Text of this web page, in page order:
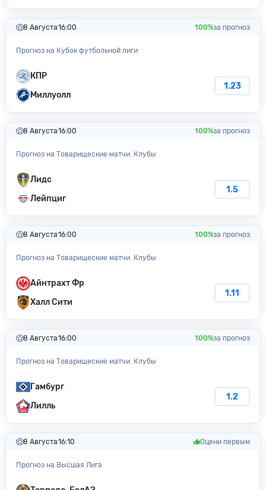
8 Августа16:00 100%за прогноз
Прогноз на Кубок футбольной лиги
КПР
Миллуолл
1.23
8 Августа16:00 100%за прогноз
Прогноз на Товарищеские матчи. Клубы
Лидс
Лейпциг
1.5
8 Августа16:00 100%за прогноз
Прогноз на Товарищеские матчи. Клубы
Айнтрахт Фр
Халл Сити
1.11
8 Августа16:00 100%за прогноз
Прогноз на Товарищеские матчи. Клубы
Гамбург
Лилль
1.2
8 Августа16:10 Оцени первым
Прогноз на Высшая Лига